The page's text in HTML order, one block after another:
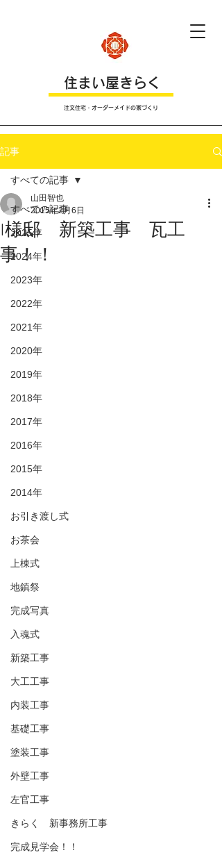
​住まい屋きらく
注文住宅・オーダーメイドの家づくり
記事
すべての記事
2025年
2024年
2023年
2022年
2021年
2020年
2019年
2018年
2017年
2016年
2015年
2014年
お引き渡し式
お茶会
上棟式
地鎮祭
完成写真
入魂式
新築工事
大工工事
内装工事
基礎工事
塗装工事
外壁工事
左官工事
きらく 新事務所工事
完成見学会！！
すべての記事
I様邸 新築工事 瓦工
事！！
山田智也
2015年2月6日